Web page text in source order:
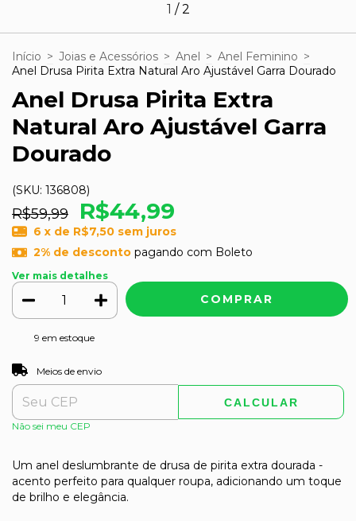
1 /2
Início > Joias e Acessórios > Anel > Anel Feminino >
Anel Drusa Pirita Extra Natural Aro Ajustável Garra Dourado
Anel Drusa Pirita Extra
Natural Aro Ajustável Garra
Dourado
(SKU: 136808)
R$59,99 R$44,99
6 x de R$7,50 sem juros
2% de descontopagando com Boleto
Ver mais detalhes
9 em estoque
Entregas para o CEP:
Meios de envio
CALCULAR
Não sei meu CEP
Um anel deslumbrante de drusa de pirita extra dourada -
acento perfeito para qualquer roupa, adicionando um toque
de brilho e elegância.